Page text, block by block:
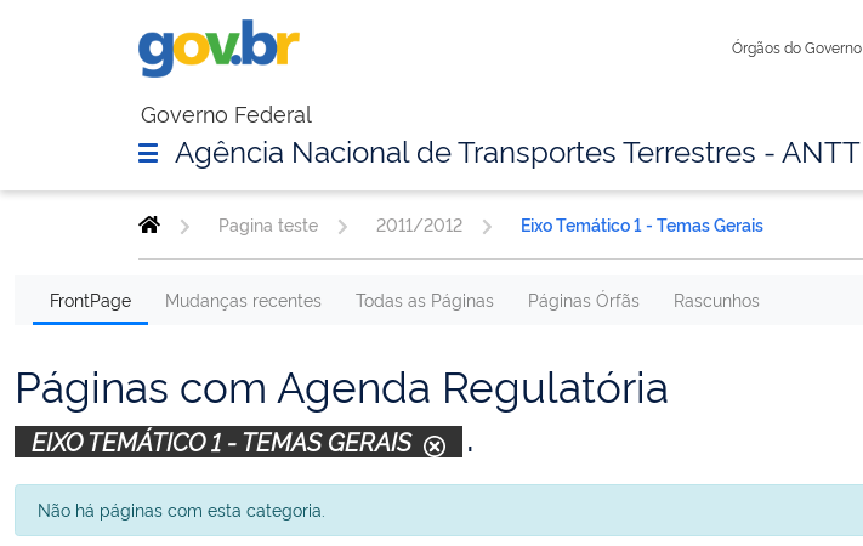
Órgãos do Governo
Governo Federal
Agência Nacional de Transportes Terrestres - ANTT
Pagina teste 2011/2012 Eixo Temático 1 - Temas Gerais
FrontPage Mudanças recentes Todas as Páginas Páginas Órfãs Rascunhos
Páginas com Agenda Regulatória
EIXO TEMÁTICO 1 - TEMAS GERAIS .
Não há páginas com esta categoria.